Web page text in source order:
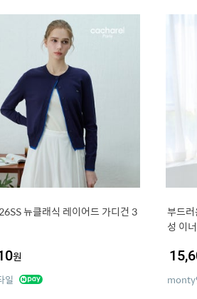
뉴클래식 레이어드 가디건 3
원
일
부드
성 이너